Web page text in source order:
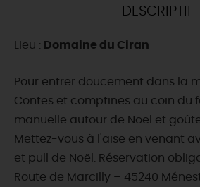
CE WEEK-
CETTE
DESCRIPTIF
Lieu : Domaine du Ciran
Pour entrer doucement dans la
Contes et comptines au coin du
manuelle autour de Noël et
Mettez-vous à l'aise en venant
et pull de Noël. Réservation
Route de Marcilly – 45240